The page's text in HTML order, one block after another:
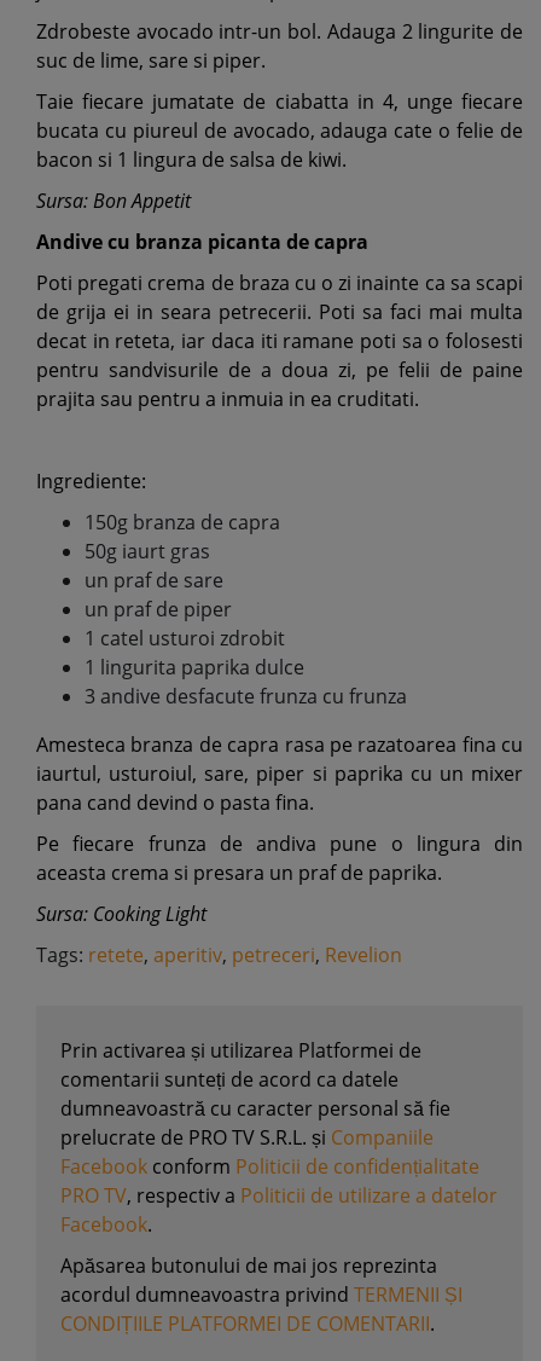
Zdrobeste avocado intr-un bol. Adauga 2 lingurite de
suc de lime, sare si piper.
Taie fiecare jumatate de ciabatta in 4, unge fiecare
bucata cu piureul de avocado, adauga cate o felie de
bacon si 1 lingura de salsa de kiwi.
Sursa: Bon Appetit
Andive cu branza picanta de capra
Poti pregati crema de braza cu o zi inainte ca sa scapi
de grija ei in seara petrecerii. Poti sa faci mai multa
decat in reteta, iar daca iti ramane poti sa o folosesti
pentru sandvisurile de a doua zi, pe felii de paine
prajita sau pentru a inmuia in ea cruditati.
Ingrediente:
150g branza de capra
50g iaurt gras
un praf de sare
un praf de piper
1 catel usturoi zdrobit
1 lingurita paprika dulce
3 andive desfacute frunza cu frunza
Amesteca branza de capra rasa pe razatoarea fina cu
iaurtul, usturoiul, sare, piper si paprika cu un mixer
pana cand devind o pasta fina.
Pe fiecare frunza de andiva pune o lingura din
aceasta crema si presara un praf de paprika.
Sursa: Cooking Light
Tags: retete, aperitiv, petreceri, Revelion
Prin activarea și utilizarea Platformei de
comentarii sunteți de acord ca datele
dumneavoastră cu caracter personal să fie
prelucrate de PRO TV S.R.L. și Companiile
Facebook conform Politicii de confidențialitate
PRO TV, respectiv a Politicii de utilizare a datelor
Facebook.
Apăsarea butonului de mai jos reprezinta
acordul dumneavoastra privind TERMENII ȘI
CONDIȚIILE PLATFORMEI DE COMENTARII.